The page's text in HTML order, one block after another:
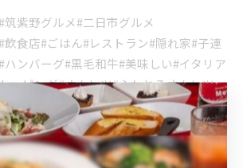
紫野グルメ#二日市グルメ
飲食店#ごはん#レストラン#隠れ家#子連
ハンバーグ#黒毛和牛#美味しい#イタリア
ッピング#オムレツ#ふわとろオムレツ
ランチ筑紫野市にてハンバーグを提供